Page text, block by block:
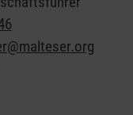
sind unsere
den Bereichen
und
Bereichen